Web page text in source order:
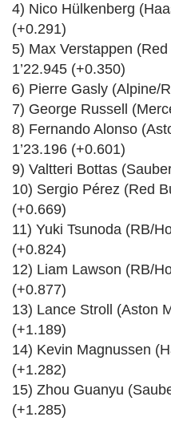
4) Nico Hülkenberg
(+0.291)
5) Max Verstappen
1’22.945 (+0.350)
6) Pierre Gasly (Alpine/
7) George Russell
8) Fernando Alonso
1’23.196 (+0.601)
9) Valtteri Bottas
10) Sergio Pérez (Red
(+0.669)
11) Yuki Tsunoda (RB/
(+0.824)
12) Liam Lawson (RB/
(+0.877)
13) Lance Stroll (Aston
(+1.189)
14) Kevin Magnussen
(+1.282)
15) Zhou Guanyu
(+1.285)